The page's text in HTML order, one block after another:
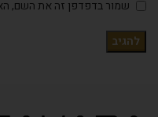
שמור בדפדפן זה את השם,